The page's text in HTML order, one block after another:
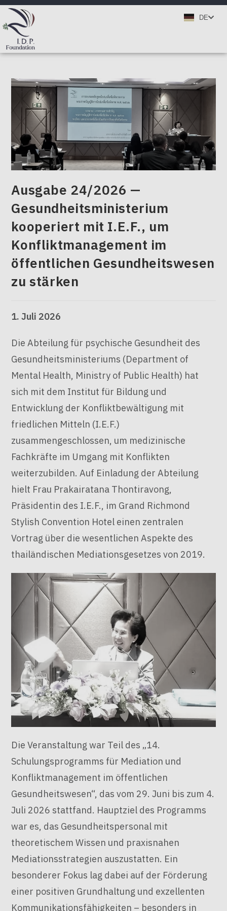
DE
TH
EN
Ausgabe 24/2026 —
Gesundheitsministerium
kooperiert mit I.E.F., um
Konfliktmanagement im
öffentlichen Gesundheitswesen
zu stärken
1. Juli 2026
Die Abteilung für psychische Gesundheit des
Gesundheitsministeriums (Department of
Mental Health, Ministry of Public Health) hat
sich mit dem Institut für Bildung und
Entwicklung der Konfliktbewältigung mit
friedlichen Mitteln (I.E.F.)
zusammengeschlossen, um medizinische
Fachkräfte im Umgang mit Konflikten
weiterzubilden. Auf Einladung der Abteilung
hielt Frau Prakairatana Thontiravong,
Präsidentin des I.E.F., im Grand Richmond
Stylish Convention Hotel einen zentralen
Vortrag über die wesentlichen Aspekte des
thailändischen Mediationsgesetzes von 2019.
Die Veranstaltung war Teil des „14.
Schulungsprogramms für Mediation und
Konfliktmanagement im öffentlichen
Gesundheitswesen“, das vom 29. Juni bis zum 4.
Juli 2026 stattfand. Hauptziel des Programms
war es, das Gesundheitspersonal mit
theoretischem Wissen und praxisnahen
Mediationsstrategien auszustatten. Ein
besonderer Fokus lag dabei auf der Förderung
einer positiven Grundhaltung und exzellenten
Kommunikationsfähigkeiten – besonders in